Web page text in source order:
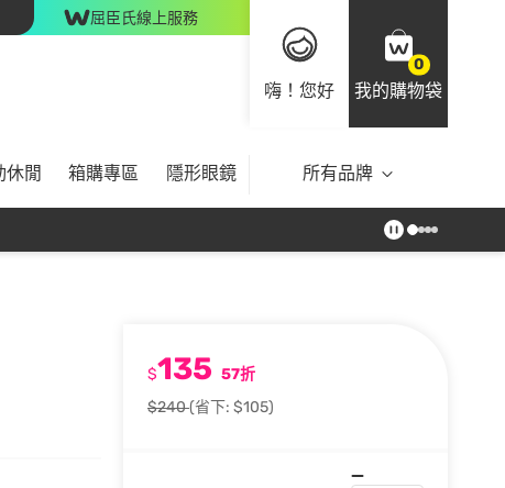
屈臣氏線上服務
嗨！您好
0
我的購物袋
休閒 箱購專區 隱形眼鏡 所有品牌
$135 57折
$240(省下: $105)